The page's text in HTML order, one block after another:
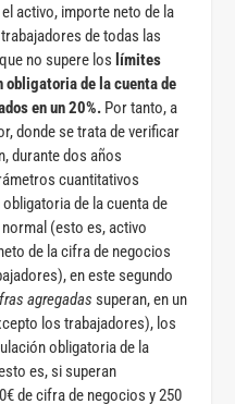
activo, importe neto de la
de todas las
no supere los límites
de la cuenta de
en un 20%. Por tanto, a
donde se trata de verificar
durante dos años
cuantitativos
de la cuenta de
(esto es, activo
de la cifra de negocios
en este segundo
agregadas superan, en un
los trabajadores), los
obligatoria de la
es, si superan
de cifra de negocios y 250